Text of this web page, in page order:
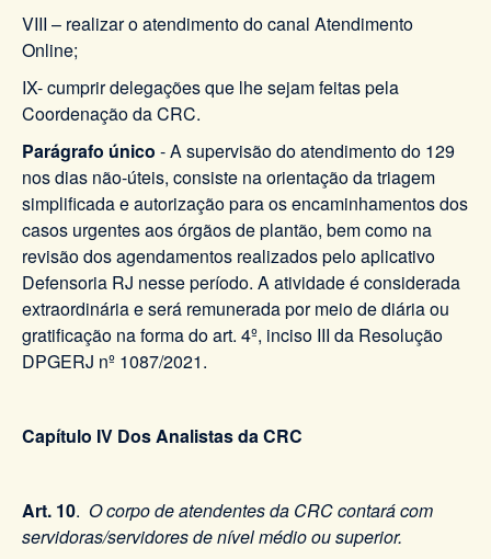
VIII – realizar o atendimento do canal Atendimento
Online;
IX- cumprir delegações que lhe sejam feitas pela
Coordenação da CRC.
Parágrafo único - A supervisão do atendimento do 129
nos dias não-úteis, consiste na orientação da triagem
simplificada e autorização para os encaminhamentos dos
casos urgentes aos órgãos de plantão, bem como na
revisão dos agendamentos realizados pelo aplicativo
Defensoria RJ nesse período. A atividade é considerada
extraordinária e será remunerada por meio de diária ou
gratificação na forma do art. 4º, inciso III da Resolução
DPGERJ nº 1087/2021.
Capítulo IV Dos Analistas da CRC
Art. 10. O corpo de atendentes da CRC contará com
servidoras/servidores de nível médio ou superior.